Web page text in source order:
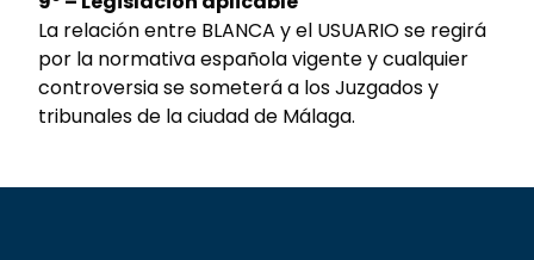
La relación entre BLANCA y el USUARIO se regirá
por la normativa española vigente y cualquier
controversia se someterá a los Juzgados y
tribunales de la ciudad de Málaga.